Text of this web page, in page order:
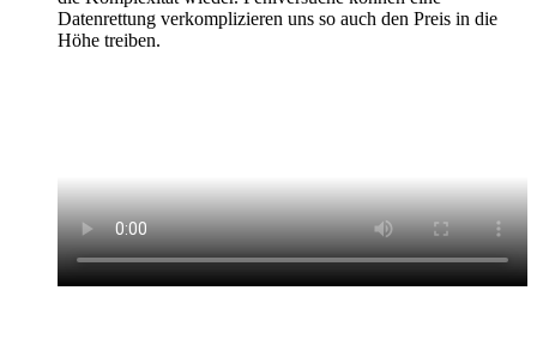
Datenrettung verkomplizieren uns so auch den Preis in die
Höhe treiben.